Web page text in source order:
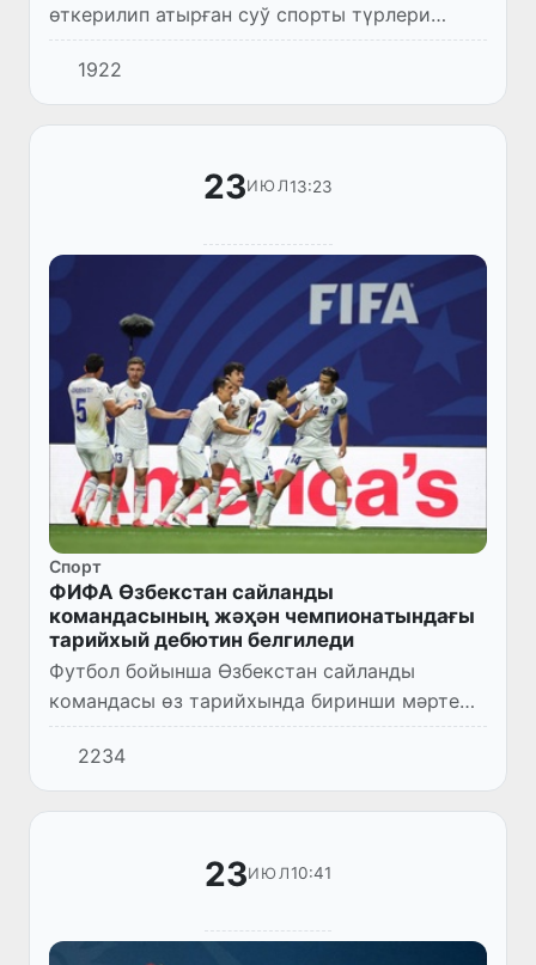
өткерилип атырған суў спорты түрлери
бойынша түрли жас топарлары арасындағы
Азия чемпионатында табыслы қатнаспақта.
Миллий сайланды командаға...
1922
23ИЮЛ13:23
Спорт
ФИФА Өзбекстан сайланды
командасының жәҳән чемпионатындағы
тарийхый дебютин белгиледи
Футбол бойынша Өзбекстан сайланды
командасы өз тарийхында биринши мәрте
АҚШ, Канада ҳәм Мексикада болып өткен
жәҳән чемпионатында қатнасты. ФИФА
рәсмий сайты Өзбекстан сайланды ком...
2234
23ИЮЛ10:41